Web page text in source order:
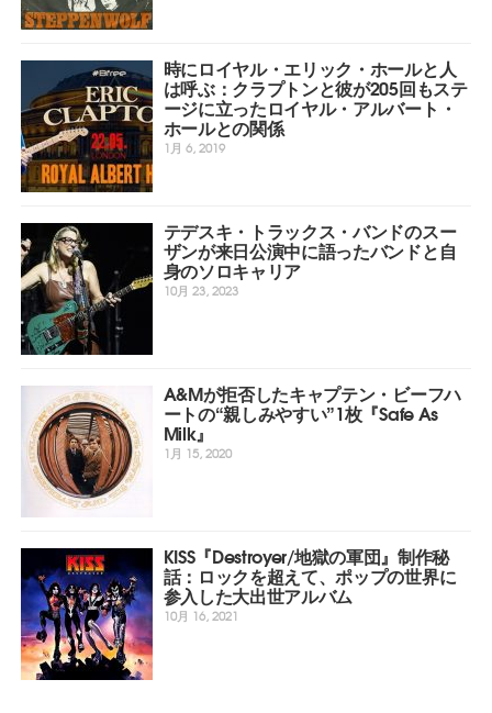
時にロイヤル・エリック・ホールと人
は呼ぶ：クラプトンと彼が205回もステ
ージに立ったロイヤル・アルバート・
ホールとの関係
1月 6, 2019
テデスキ・トラックス・バンドのスー
ザンが来日公演中に語ったバンドと自
身のソロキャリア
10月 23, 2023
A&Mが拒否したキャプテン・ビーフハ
ートの“親しみやすい”1枚『Safe As
Milk』
1月 15, 2020
KISS『Destroyer/地獄の軍団』制作秘
話：ロックを超えて、ポップの世界に
参入した大出世アルバム
10月 16, 2021